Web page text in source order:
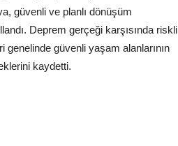
güvenli ve planlı dönüşüm
Deprem gerçeği karşısında riskli
güvenli yaşam alanlarının
kaydetti.